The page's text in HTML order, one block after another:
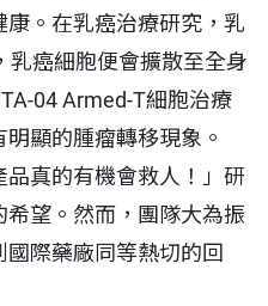
。在乳癌治療研究，乳
乳癌細胞便會擴散至全身
04 Armed-T細胞治療
顯的腫瘤轉移現象。
品真的有機會救人！」研
望。然而，團隊大為振
際藥廠同等熱切的回